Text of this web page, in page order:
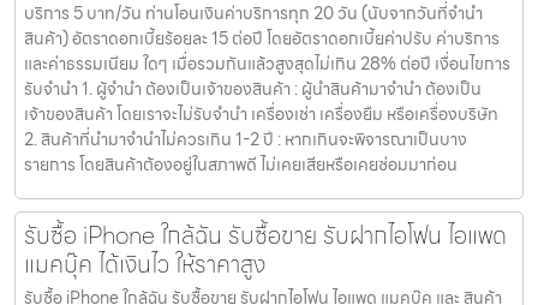
บริการ 5 บาท/วัน ท่านโอนเงินค่าบริการทุก 20 วัน (นับจากวันที่จำนำ
สินค้า) อัตราดอกเบี้ยร้อยละ 15 ต่อปี โดยอัตราดอกเบี้ยค่าปรับ ค่าบริการ
และค่าธรรมเนียม ใดๆ เมื่อรวมกันแล้วสูงสุดไม่เกิน 28% ต่อปี เงื่อนไขการ
รับจำนำ 1. ผู้จำนำ ต้องเป็นเจ้าของสินค้า : ผู้นำสินค้ามาจำนำ ต้องเป็น
เจ้าของสินค้า โดยเราจะไม่รับจำนำ เครื่องเช่า เครื่องยืม หรือเครื่องบริษัท
2. สินค้าที่นำมาจำนำไม่ควรเกิน 1-2 ปี : หากเกินจะพิจารณาเป็นบาง
รายการ โดยสินค้าต้องอยู่ในสภาพดี ไม่เคยเสียหรือเคยซ่อมมาก่อน
รับซื้อ iPhone ใกล้ฉัน รับซื้อขาย รับฝากไอโฟน ไอแพด
แมคบุ๊ค ได้เงินไว ให้ราคาสูง
รับซื้อ iPhone ใกล้ฉัน รับซื้อขาย รับฝากไอโฟน ไอแพด แมคบุ๊ค และ สินค้า